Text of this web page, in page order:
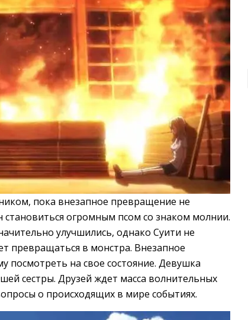
пока внезапное превращение не
огромным псом со знаком молнии.
улучшились, однако Суити не
превращаться в монстра. Внезапное
посмотреть на свое состояние. Девушка
сестры. Друзей ждет масса волнительных
о происходящих в мире событиях.